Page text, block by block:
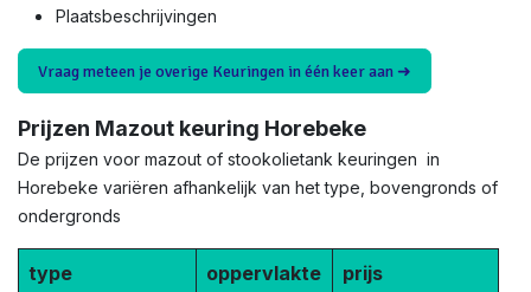
Plaatsbeschrijvingen
Vraag meteen je overige Keuringen in één keer aan ➜
Prijzen Mazout keuring Horebeke
De prijzen voor mazout of stookolietank keuringen in
Horebeke variëren afhankelijk van het type, bovengronds of
ondergronds
type oppervlakte prijs